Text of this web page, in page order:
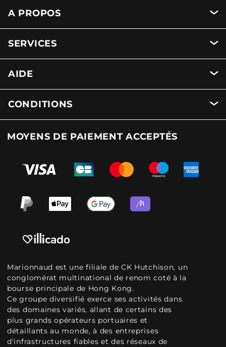
A PROPOS
SERVICES
AIDE
CONDITIONS
MOYENS DE PAIEMENT ACCEPTÉS
Marionnaud est une filiale de CK Hutchison, un
conglomérat multinational de renom coté à la
bourse principale de Hong Kong.
Ce groupe diversifié exerce ses activités dans
des domaines variés, allant de certains des
plus grands opérateurs portuaires et
détaillants au monde, à des entreprises
d'infrastructures fiables et des réseaux de